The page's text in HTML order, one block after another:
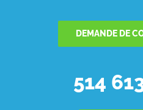
DEMANDE DE
514